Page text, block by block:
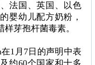
、法国、英国、以色
婴幼儿配方奶粉，
芽孢杆菌毒素。
1月7日的声明中表